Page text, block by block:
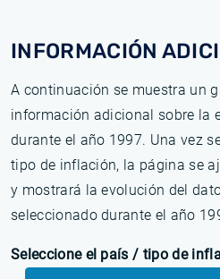
INFORMACIÓN
A continuación se muestra un
información adicional sobre la
durante el año 1997. Una vez
tipo de inflación, la página se
y mostrará la evolución del
seleccionado durante el año
Seleccione el país / tipo de